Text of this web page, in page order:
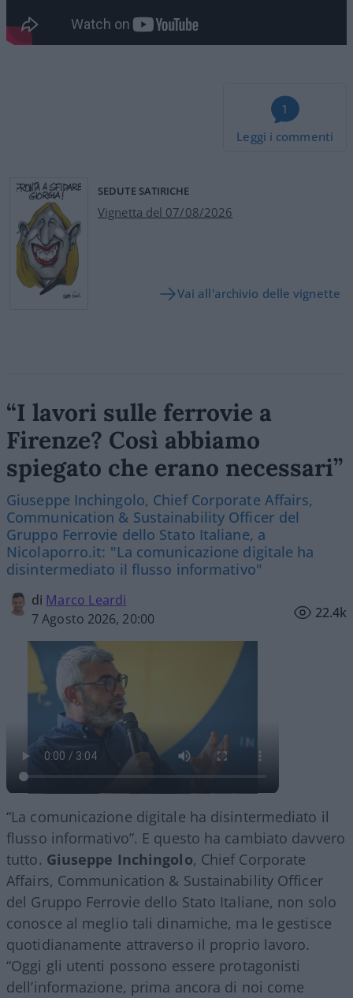
1
Leggi i commenti
SEDUTE SATIRICHE
Vignetta del 07/08/2026
Vai all'archivio delle vignette
“I lavori sulle ferrovie a
Firenze? Così abbiamo
spiegato che erano necessari”
Giuseppe Inchingolo, Chief Corporate Affairs,
Communication & Sustainability Officer del
Gruppo Ferrovie dello Stato Italiane, a
Nicolaporro.it: "La comunicazione digitale ha
disintermediato il flusso informativo"
di Marco Leardi
7 Agosto 2026, 20:00
22.4k
“La comunicazione digitale ha disintermediato il
flusso informativo”. E questo ha cambiato davvero
tutto. Giuseppe Inchingolo, Chief Corporate
Affairs, Communication & Sustainability Officer
del Gruppo Ferrovie dello Stato Italiane, non solo
conosce al meglio tali dinamiche, ma le gestisce
quotidianamente attraverso il proprio lavoro.
“Oggi gli utenti possono essere protagonisti
dell’informazione, prima ancora di noi come